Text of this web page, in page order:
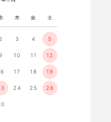
木 金 土
2 3 4 5
10 11 12
17 18 19
24 25 26